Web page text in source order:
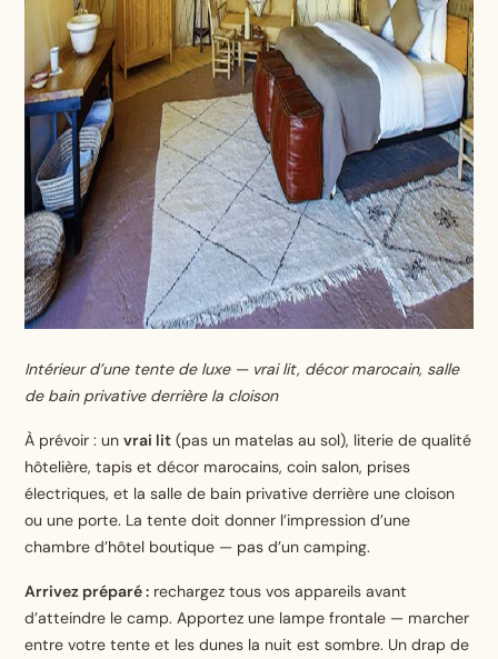
Intérieur d’une tente de luxe — vrai lit, décor marocain, salle
de bain privative derrière la cloison
À prévoir : unvrai lit (pas un matelas au sol), literie de qualité
hôtelière, tapis et décor marocains, coin salon, prises
électriques, et la salle de bain privative derrière une cloison
ou une porte. La tente doit donner l’impression d’une
chambre d’hôtel boutique — pas d’un camping.
Arrivez préparé : rechargez tous vos appareils avant
d’atteindre le camp. Apportez une lampe frontale — marcher
entre votre tente et les dunes la nuit est sombre. Un drap de